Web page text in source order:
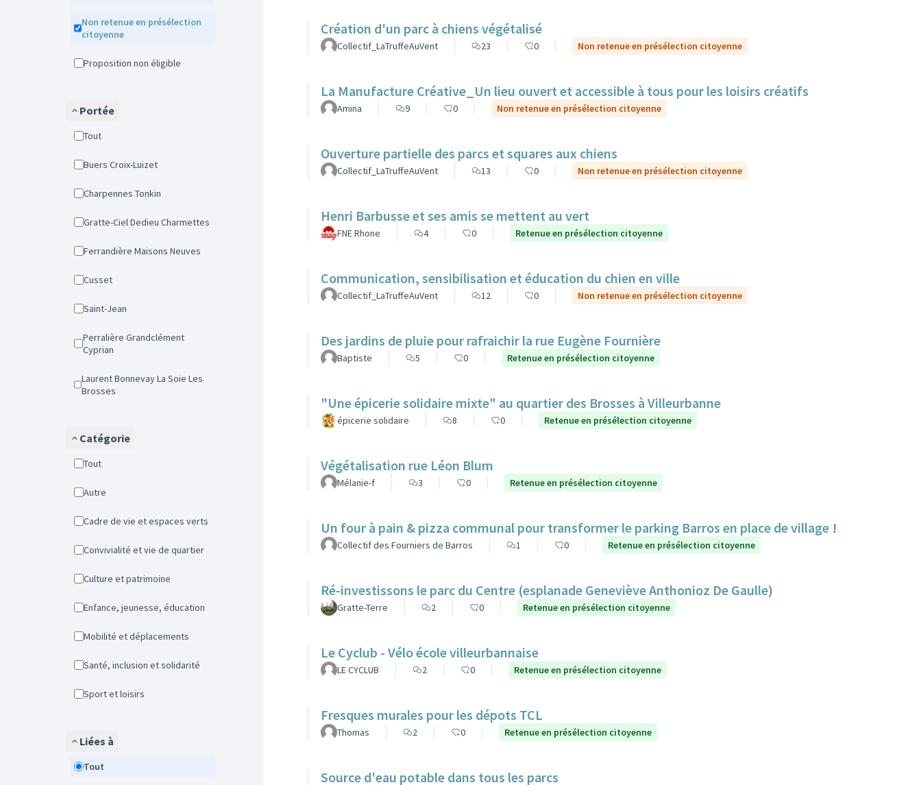
Non retenue en présélection
citoyenne
Proposition non éligible
Portée
Tout
Buers Croix-Luizet
Charpennes Tonkin
Gratte-Ciel Dedieu Charmettes
Ferrandière Maisons Neuves
Cusset
Saint-Jean
Perralière Grandclément
Cyprian
Laurent Bonnevay La Soie Les
Brosses
Catégorie
Tout
Autre
Cadre de vie et espaces verts
Convivialité et vie de quartier
Culture et patrimoine
Enfance, jeunesse, éducation
Mobilité et déplacements
Santé, inclusion et solidarité
Sport et loisirs
Liées à
Tout
Création d'un parc à chiens végétalisé
Collectif_LaTruffeAuVent 23 0 Non retenue en présélection citoyenne
La Manufacture Créative_Un lieu ouvert et accessible à tous pour les loisirs créatifs
Amina 9 0 Non retenue en présélection citoyenne
Ouverture partielle des parcs et squares aux chiens
Collectif_LaTruffeAuVent 13 0 Non retenue en présélection citoyenne
Henri Barbusse et ses amis se mettent au vert
FNE Rhone 4 0 Retenue en présélection citoyenne
Communication, sensibilisation et éducation du chien en ville
Collectif_LaTruffeAuVent 12 0 Non retenue en présélection citoyenne
Des jardins de pluie pour rafraichir la rue Eugène Fournière
Baptiste 5 0 Retenue en présélection citoyenne
"Une épicerie solidaire mixte" au quartier des Brosses à Villeurbanne
épicerie solidaire 8 0 Retenue en présélection citoyenne
Végétalisation rue Léon Blum
Mélanie-f 3 0 Retenue en présélection citoyenne
Un four à pain & pizza communal pour transformer le parking Barros en place de village !
Collectif des Fourniers de Barros 1 0 Retenue en présélection citoyenne
Ré-investissons le parc du Centre (esplanade Geneviève Anthonioz De Gaulle)
Gratte-Terre 2 0 Retenue en présélection citoyenne
Le Cyclub - Vélo école villeurbannaise
LE CYCLUB 2 0 Retenue en présélection citoyenne
Fresques murales pour les dépots TCL
Thomas 2 0 Retenue en présélection citoyenne
Source d'eau potable dans tous les parcs